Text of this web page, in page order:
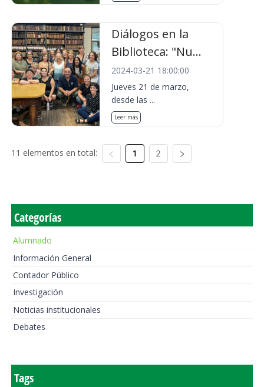
Diálogos en la
Biblioteca: "Nu...
2024-03-21 18:00:00
Jueves 21 de marzo,
desde las ...
Leer más
11 elementos en total: 1 2
Categorías
Alumnado
Información General
Contador Público
Investigación
Noticias institucionales
Debates
Tags